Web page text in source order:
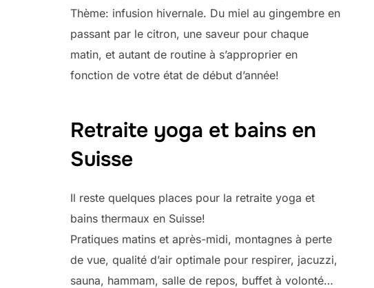
Thème: infusion hivernale. Du miel au gingembre en
passant par le citron, une saveur pour chaque
matin, et autant de routine à s’approprier en
fonction de votre état de début d’année!
Retraite yoga et bains en
Suisse
Il reste quelques places pour la retraite yoga et
bains thermaux en Suisse!
Pratiques matins et après-midi, montagnes à perte
de vue, qualité d’air optimale pour respirer, jacuzzi,
sauna, hammam, salle de repos, buffet à volonté…